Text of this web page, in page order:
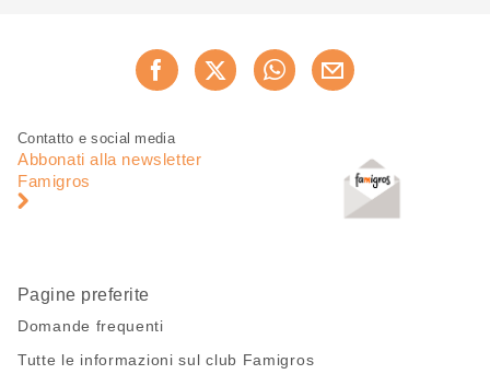
Consiglia ora
Piè
pagina
Navigazione
pagina
Contatto e social media
Abbonati alla newsletter
Famigros
Pagine preferite
Domande frequenti
Tutte le informazioni sul club Famigros